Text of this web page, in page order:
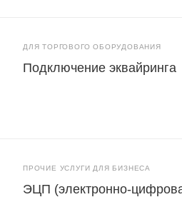
ДЛЯ ТОРГОВОГО ОБОРУДОВАНИЯ
Подключение эквайринга
ПРОЧИЕ УСЛУГИ ДЛЯ БИЗНЕСА
ЭЦП (электронно-